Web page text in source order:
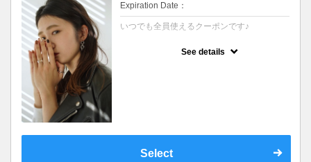
Expiration Date：
いつでも全員使えるクーポンです♪
See details
Select